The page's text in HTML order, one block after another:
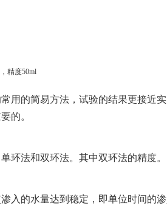
精度50ml
用的简易方法，试验的结果更接近
的。
环法和双环法。其中双环法的精度。
入的水量达到稳定，即单位时间的